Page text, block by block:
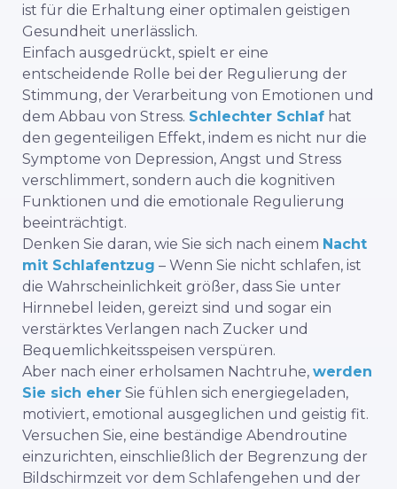
ist für die Erhaltung einer optimalen geistigen
Gesundheit unerlässlich.
Einfach ausgedrückt, spielt er eine
entscheidende Rolle bei der Regulierung der
Stimmung, der Verarbeitung von Emotionen und
dem Abbau von Stress. Schlechter Schlaf hat
den gegenteiligen Effekt, indem es nicht nur die
Symptome von Depression, Angst und Stress
verschlimmert, sondern auch die kognitiven
Funktionen und die emotionale Regulierung
beeinträchtigt.
Denken Sie daran, wie Sie sich nach einem Nacht
mit Schlafentzug – Wenn Sie nicht schlafen, ist
die Wahrscheinlichkeit größer, dass Sie unter
Hirnnebel leiden, gereizt sind und sogar ein
verstärktes Verlangen nach Zucker und
Bequemlichkeitsspeisen verspüren.
Aber nach einer erholsamen Nachtruhe, werden
Sie sich eher Sie fühlen sich energiegeladen,
motiviert, emotional ausgeglichen und geistig fit.
Versuchen Sie, eine beständige Abendroutine
einzurichten, einschließlich der Begrenzung der
Bildschirmzeit vor dem Schlafengehen und der